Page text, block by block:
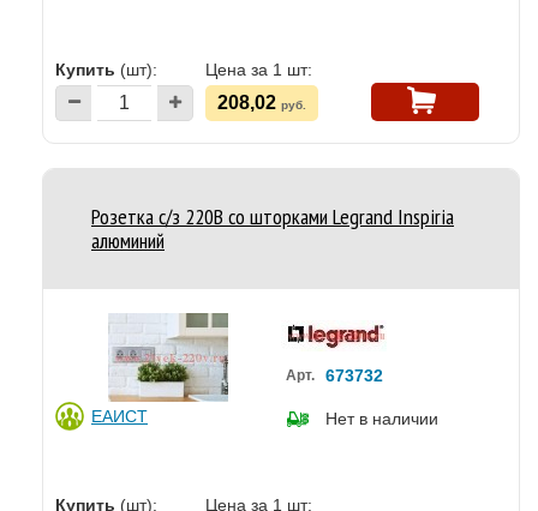
Купить (шт): Цена за 1 шт:
208,02 руб.
Розетка с/з 220В со шторками Legrand Inspiria
алюминий
ЕАИСТ
Арт. 673732
Нет в наличии
Купить (шт): Цена за 1 шт: